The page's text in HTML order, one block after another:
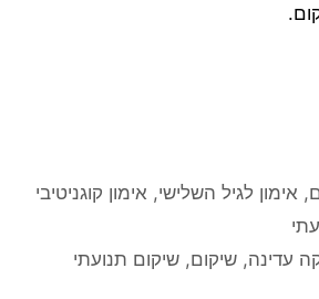
, אימון לגיל השלישי, אימון קוגניטיבי
עדינה,שיקום,שיקום תנועתי